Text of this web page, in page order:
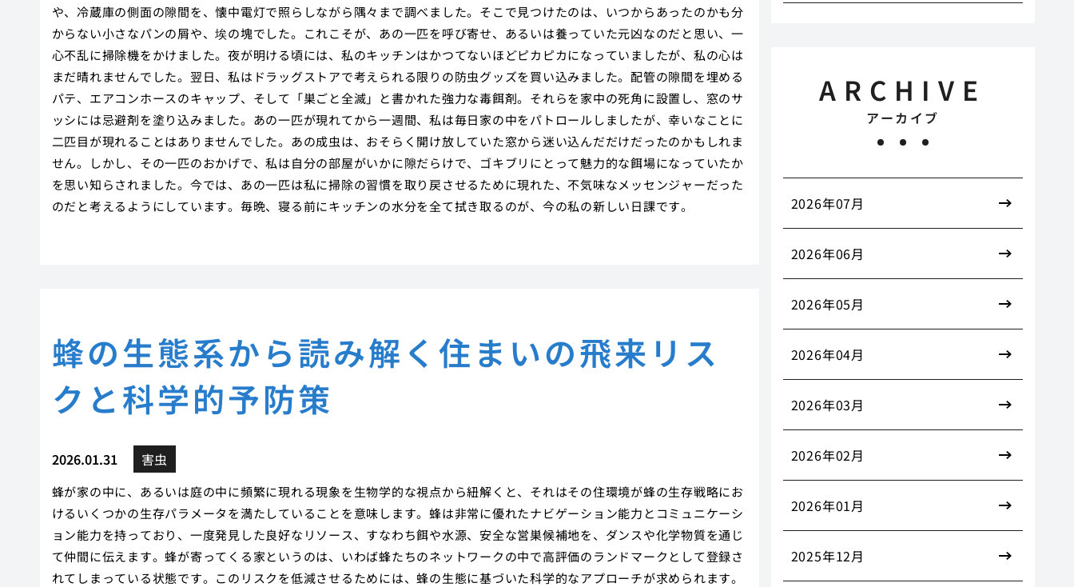
や、冷蔵庫の側面の隙間を、懐中電灯で照らしながら隅々まで調べました。そこで見つけたのは、いつからあったのかも分
からない小さなパンの屑や、埃の塊でした。これこそが、あの一匹を呼び寄せ、あるいは養っていた元凶なのだと思い、一
心不乱に掃除機をかけました。夜が明ける頃には、私のキッチンはかつてないほどピカピカになっていましたが、私の心は
まだ晴れませんでした。翌日、私はドラッグストアで考えられる限りの防虫グッズを買い込みました。配管の隙間を埋める
パテ、エアコンホースのキャップ、そして「巣ごと全滅」と書かれた強力な毒餌剤。それらを家中の死角に設置し、窓のサ
ッシには忌避剤を塗り込みました。あの一匹が現れてから一週間、私は毎日家の中をパトロールしましたが、幸いなことに
二匹目が現れることはありませんでした。あの成虫は、おそらく開け放していた窓から迷い込んだだけだったのかもしれま
せん。しかし、その一匹のおかげで、私は自分の部屋がいかに隙だらけで、ゴキブリにとって魅力的な餌場になっていたか
を思い知らされました。今では、あの一匹は私に掃除の習慣を取り戻させるために現れた、不気味なメッセンジャーだった
のだと考えるようにしています。毎晩、寝る前にキッチンの水分を全て拭き取るのが、今の私の新しい日課です。
蜂の生態系から読み解く住まいの飛来リス
クと科学的予防策
2026.01.31 害虫
蜂が家の中に、あるいは庭の中に頻繁に現れる現象を生物学的な視点から紐解くと、それはその住環境が蜂の生存戦略にお
けるいくつかの生存パラメータを満たしていることを意味します。蜂は非常に優れたナビゲーション能力とコミュニケーシ
ョン能力を持っており、一度発見した良好なリソース、すなわち餌や水源、安全な営巣候補地を、ダンスや化学物質を通じ
て仲間に伝えます。蜂が寄ってくる家というのは、いわば蜂たちのネットワークの中で高評価のランドマークとして登録さ
れてしまっている状態です。このリスクを低減させるためには、蜂の生態に基づいた科学的なアプローチが求められます。
ARCHIVE
アーカイブ
2026年07月
2026年06月
2026年05月
2026年04月
2026年03月
2026年02月
2026年01月
2025年12月